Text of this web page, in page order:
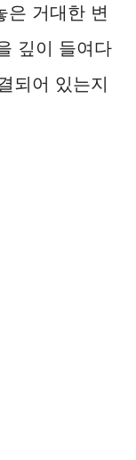
은 거대한 변
깊이 들여다
되어 있는지